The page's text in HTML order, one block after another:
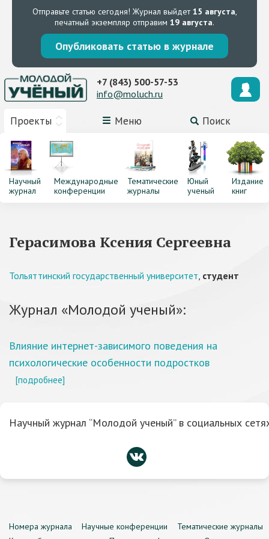
Отправьте статью сегодня! Журнал выйдет15 августа,
печатный экземпляр отправим 19 августа.
Опубликовать статью в журнале
Проекты Меню Поиск
+7 (843) 500-57-53
info@moluch.ru
Научный
журнал
Международные
конференции
Тематические
журналы
Юный
ученый
Издание
книг
Герасимова Ксения Сергеевна
Тольяттинский государственный университет, студент
Журнал «Молодой ученый»:
Влияние интернет-зависимого поведения на
психологические особенности подростков
[подробнее]
Научный журнал “Молодой ученый” в социальных
Номера журнала Научные конференции
Тематические журналы